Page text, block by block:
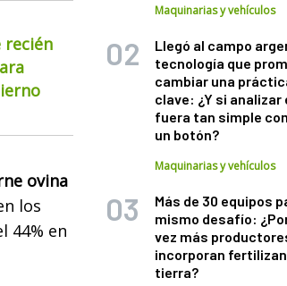
recién
ovina
los
44% en
Maquinarias y vehículos
Llegó al campo
tecnología que
cambiar una
clave: ¿Y si analizar
fuera tan simple
un botón?
Maquinarias y vehículos
Más de 30 equipos
mismo desafío:
vez más
incorporan
tierra?